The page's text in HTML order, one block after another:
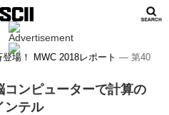
場！ MWC 2018レポート ― 第40
ンピューターで計算の
ンテル